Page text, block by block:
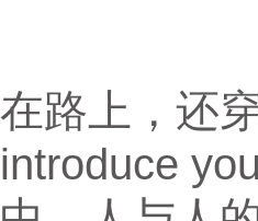
在路上，还
introduce